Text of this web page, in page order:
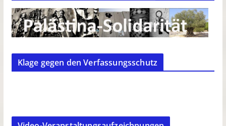
Klage gegen den Verfassungsschutz